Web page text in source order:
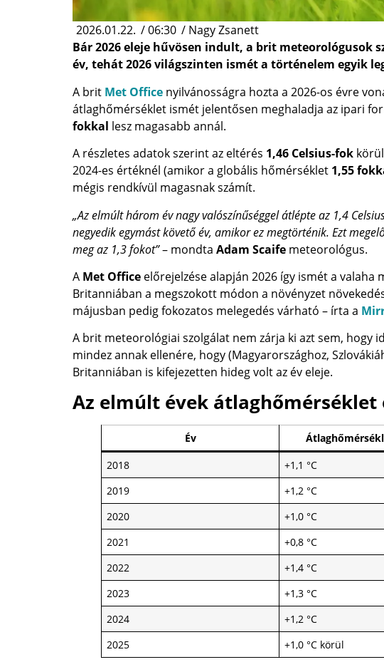
2026.01.22. /06:30 / Nagy Zsanett
Bár 2026 eleje hűvösen indult, a brit meteorológusok
év, tehát 2026 világszinten ismét a történelem egyik
A brit Met Office nyilvánosságra hozta a 2026-os évre
átlaghőmérséklet ismét jelentősen meghaladja az ipari
fokkal lesz magasabb annál.
A részletes adatok szerint az eltérés 1,46 Celsius-fok
2024-es értéknél (amikor a globális hőmérséklet 1,55
mégis rendkívül magasnak számít.
„Az elmúlt három év nagy valószínűséggel átlépte az 1,4
negyedik egymást követő év, amikor ez megtörténik. Ezt
meg az 1,3 fokot”– mondta Adam Scaife meteorológus.
A Met Office előrejelzése alapján 2026 így ismét a
Britanniában a megszokott módon a növényzet
májusban pedig fokozatos melegedés várható – írta a
A brit meteorológiai szolgálat nem zárja ki azt sem, hogy
mindez annak ellenére, hogy (Magyarországhoz,
Britanniában is kifejezetten hideg volt az év eleje.
Az elmúlt évek
Év
2018
+1,1 °C
2019
+1,2 °C
2020
+1,0 °C
2021
+0,8 °C
2022
+1,4 °C
2023
+1,3 °C
2024
+1,2 °C
2025
+1,0 °C körül